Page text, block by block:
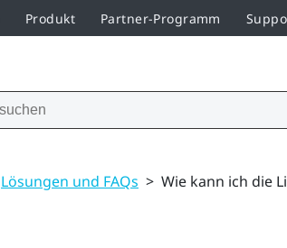
Produkt Partner-Programm
Lösungen und FAQs > Wie kann ich die